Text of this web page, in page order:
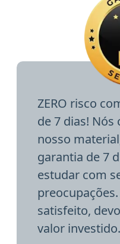
ZERO risco
de 7 dias!
nosso
garantia de 7
estudar com
satisfeito,
valor investido.